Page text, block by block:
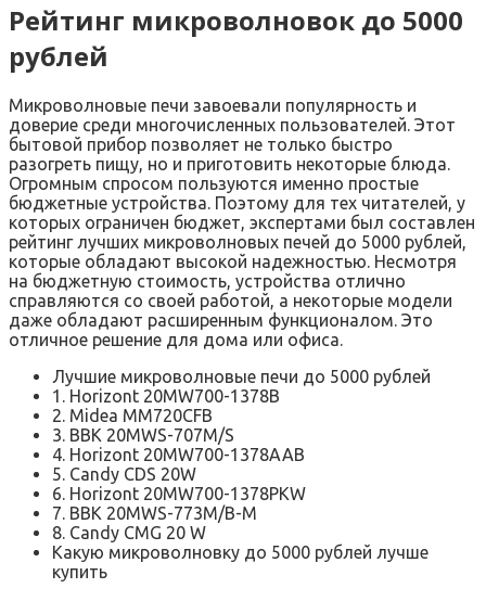
Рейтинг микроволновок до 5000
рублей
Микроволновые печи завоевали популярность и
доверие среди многочисленных пользователей. Этот
бытовой прибор позволяет не только быстро
разогреть пищу, но и приготовить некоторые блюда.
Огромным спросом пользуются именно простые
бюджетные устройства. Поэтому для тех читателей, у
которых ограничен бюджет, экспертами был составлен
рейтинг лучших микроволновых печей до 5000 рублей,
которые обладают высокой надежностью. Несмотря
на бюджетную стоимость, устройства отлично
справляются со своей работой, а некоторые модели
даже обладают расширенным функционалом. Это
отличное решение для дома или офиса.
Лучшие микроволновые печи до 5000 рублей
1. Horizont 20MW700-1378B
2. Midea MM720CFB
3. BBK 20MWS-707M/S
4. Horizont 20MW700-1378AAB
5. Candy CDS 20W
6. Horizont 20MW700-1378PKW
7. BBK 20MWS-773M/B-M
8. Candy CMG 20 W
Какую микроволновку до 5000 рублей лучше
купить